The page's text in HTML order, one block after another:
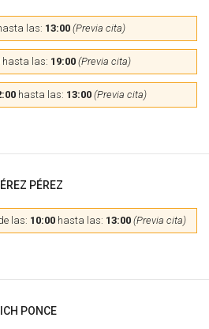
las: 13:00 (Previa cita)
hasta las: 19:00 (Previa cita)
hasta las: 13:00 (Previa cita)
PÉREZ
las: 10:00 hasta las: 13:00 (Previa cita)
PONCE